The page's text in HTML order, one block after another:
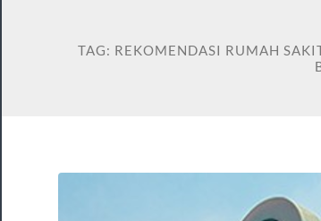
TAG: REKOMENDASI RUMAH